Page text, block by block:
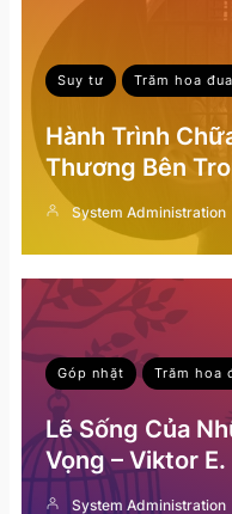
Suy tư Trăm hoa
Hành Trình
Thương Bên
System Administration
Góp nhặt Trăm hoa
Lẽ Sống Của
Vọng – Viktor E.
System Administration